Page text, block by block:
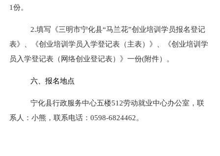
1份。
2.填写《三明市宁化县“马兰花”创业培训学员报名登记
表》、《创业培训学员入学登记表（主表）》、《创业培训学
员入学登记表（网络创业登记表）》一份(附件）。
六、报名地点
宁化县行政服务中心五楼512劳动就业中心办公室，联
系人：小熊，联系电话： 0598-6824462。